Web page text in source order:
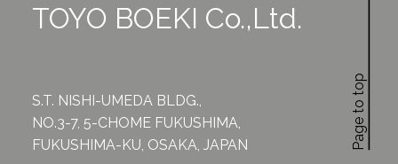
Page to top
TOYO BOEKI Co.,Ltd.
S.T. NISHI-UMEDA BLDG.,
NO.3-7, 5-CHOME FUKUSHIMA,
FUKUSHIMA-KU, OSAKA, JAPAN